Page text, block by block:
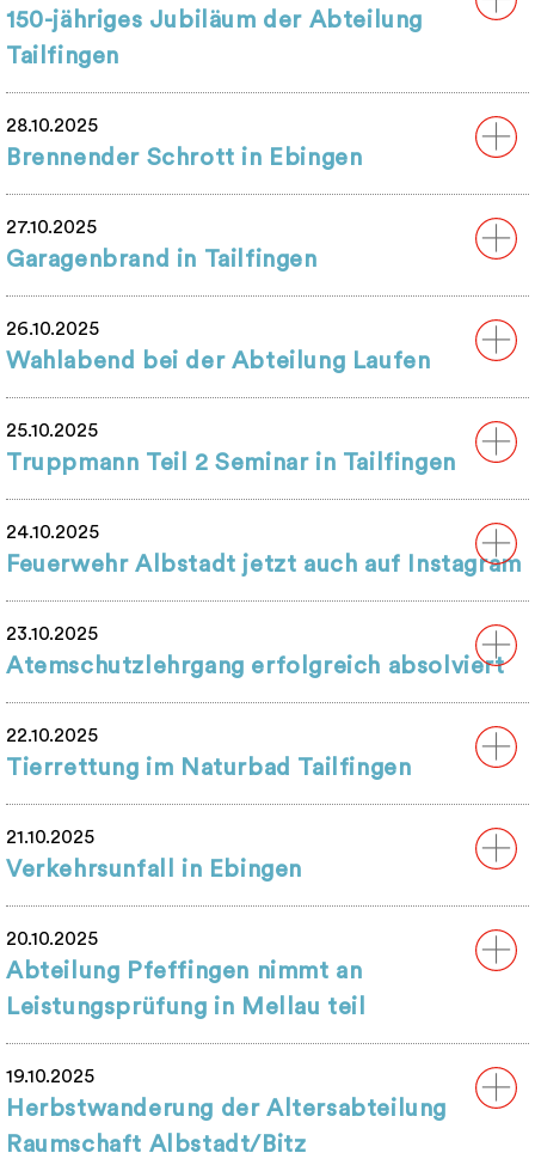
150-jähriges Jubiläum der Abteilung
Tailfingen
28.10.2025
Brennender Schrott in Ebingen
27.10.2025
Garagenbrand in Tailfingen
26.10.2025
Wahlabend bei der Abteilung Laufen
25.10.2025
Truppmann Teil 2 Seminar in Tailfingen
24.10.2025
Feuerwehr Albstadt jetzt auch auf Instagram
23.10.2025
Atemschutzlehrgang erfolgreich absolviert
22.10.2025
Tierrettung im Naturbad Tailfingen
21.10.2025
Verkehrsunfall in Ebingen
20.10.2025
Abteilung Pfeffingen nimmt an
Leistungsprüfung in Mellau teil
19.10.2025
Herbstwanderung der Altersabteilung
Raumschaft Albstadt/Bitz